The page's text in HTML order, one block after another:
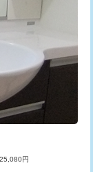
円
円
円
円
円
円 円